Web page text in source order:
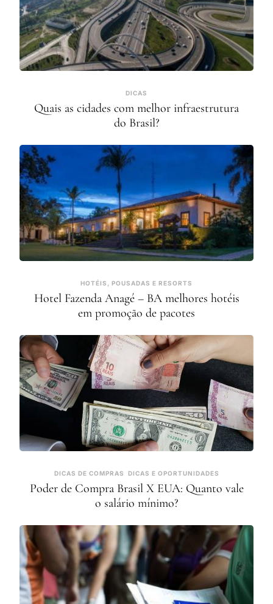
DICAS
Quais as cidades com melhor infraestrutura
do Brasil?
HOTÉIS, POUSADAS E RESORTS
Hotel Fazenda Anagé – BA melhores hotéis
em promoção de pacotes
DICAS DE COMPRAS DICAS E OPORTUNIDADES
Poder de Compra Brasil X EUA: Quanto vale
o salário mínimo?